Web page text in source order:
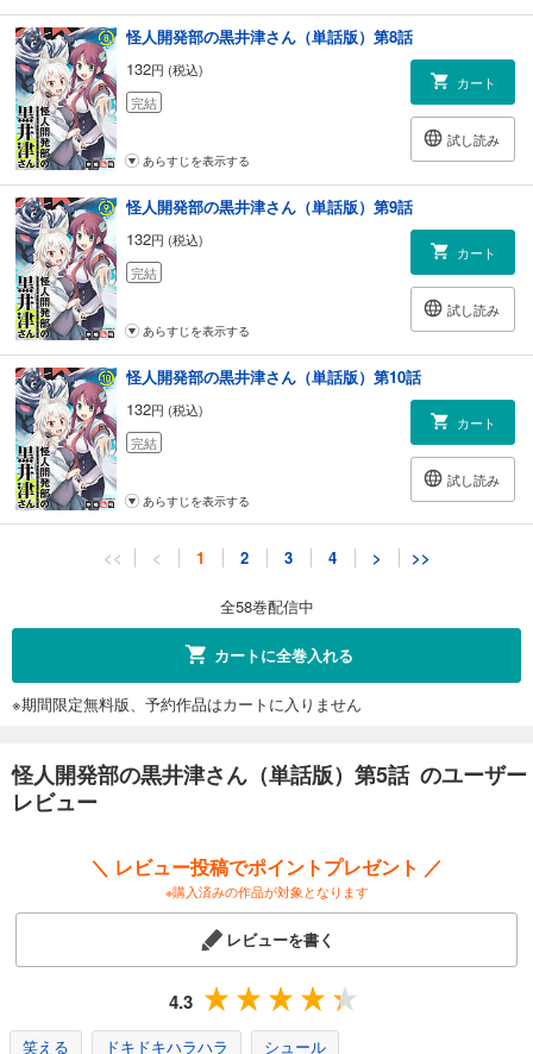
怪人開発部の黒井津さん（単話版）第8話
132円 (税込)
完結
カート
試し読み
あらすじを表示する
怪人開発部の黒井津さん（単話版）第9話
132円 (税込)
完結
カート
試し読み
あらすじを表示する
怪人開発部の黒井津さん（単話版）第10話
132円 (税込)
完結
カート
試し読み
あらすじを表示する
怪人開発部の黒井津さん（単話版）第11話
怪人開発部の黒井津さん（単話版）第12話
完結
カート
怪人開発部の黒井津さん（単話版）第13話
132円 (税込)
あらすじを表示する
<< < 1 2 3 4 > >>
全58巻配信中
カートに全巻入れる
※期間限定無料版、予約作品はカートに入りません
怪人開発部の黒井津さん（単話版）第5話 のユーザー
レビュー
＼ レビュー投稿でポイントプレゼント ／
※購入済みの作品が対象となります
レビューを書く
4.3
笑える ドキドキハラハラ シュール